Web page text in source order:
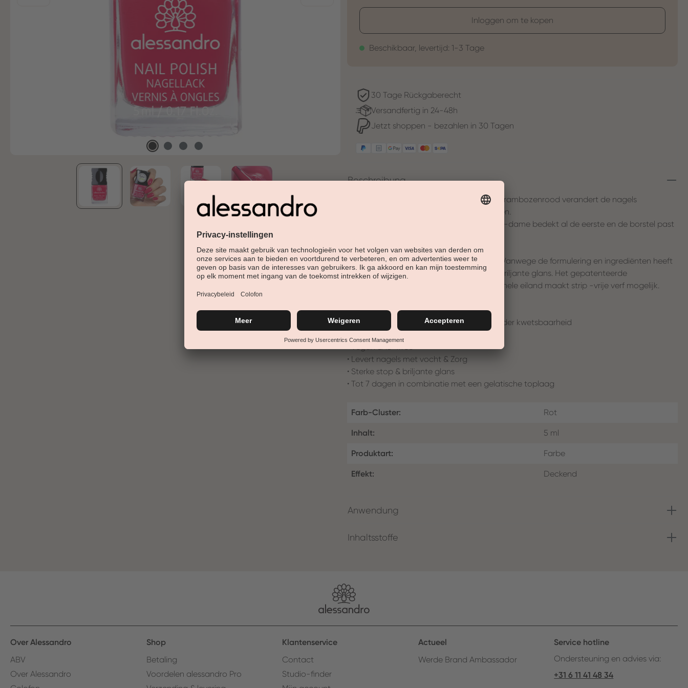
Inloggen om te kopen
Beschikbaar, levertijd: 1-3 Tage
30 Tage Rückgaberecht
Versandfertig in 24-48h
Jetzt shoppen - bezahlen in 30 Tagen
Beschreibung
Wees mijn kersen, kersendame! De sterke frambozenrood verandert de nagels
rechtstreeks in onweerstaanbare lekkernijen.
De gekleurde verf in Cherry Cherer Cherer -dame bedekt al de eerste en de borstel past
nagellak voor kunst en natuurlijke nagels. Vanwege de formulering en ingrediënten heeft
deze nagellak een zeer hoge dekking en briljante glans. Het gepatenteerde
ontwerpdeksel en geïntegreerde professionele eiland maakt strip -vrije verf mogelijk.
• bedekkende, stralende kleur
• Verbetering van het nageloppervlak, minder kwetsbaarheid
• Levert nagels met vocht & Zorg
• Sterke stop & briljante glans
• Tot 7 dagen in combinatie met een gelatische toplaag
Farb-Cluster: Rot
Inhalt: 5 ml
Produktart: Farbe
Effekt: Deckend
Anwendung
Inhaltsstoffe
Over Alessandro
ABV
Over Alessandro
Shop
Betaling
Voordelen alessandro Pro
Klantenservice
Contact
Studio-finder
Actueel
Werde Brand Ambassador
Service hotline
Ondersteuning en advies via:
+31 6 11 41 48 34